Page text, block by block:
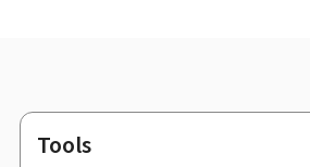
Footer
Tools